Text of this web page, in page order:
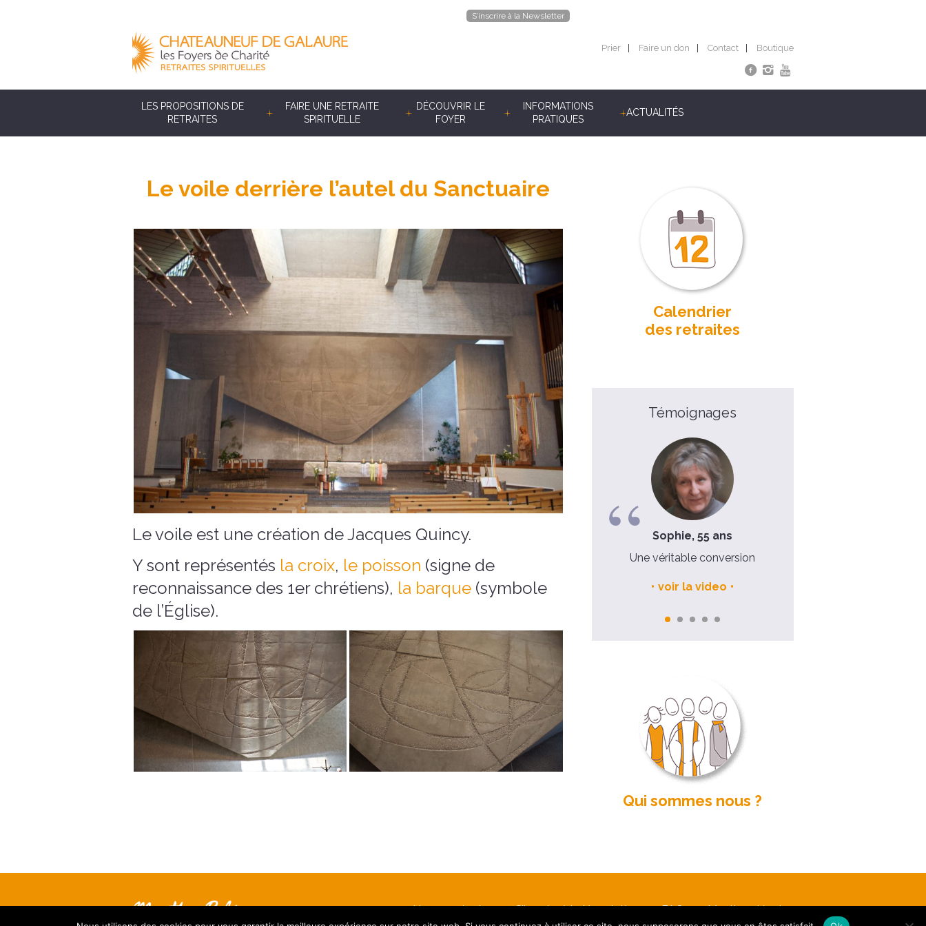
S’inscrire à la Newsletter
Prier Faire un don Contact Boutique
LES PROPOSITIONS DE
RETRAITES
FAIRE UNE RETRAITE
SPIRITUELLE
DÉCOUVRIR LE
FOYER
INFORMATIONS
PRATIQUES
ACTUALITÉS
Le voile derrière l’autel du Sanctuaire
Le voile est une création de Jacques Quincy.
Y sont représentés la croix, le poisson (signe de
reconnaissance des 1er chrétiens), la barque (symbole
de l’Église).
Calendrier
des retraites
Témoignages
Laure, 39 ans
Ma semaine avec Dieu pour un
nouvel élan dans ma vie
voir la video
Sophie, 55 ans
Une véritable conversion
voir la video
Qui sommes nous ?
Nous contacter S’inscrire à la Newsletter FAQ Mentions légales